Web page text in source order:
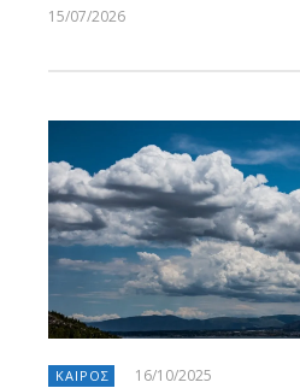
15/07/2026
ΚΑΙΡΟΣ 16/10/2025